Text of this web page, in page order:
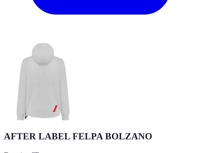
AFTER LABEL FELPA BOLZANO